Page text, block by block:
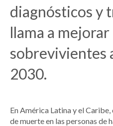
diagnósticos y
llama a mejorar
sobrevivientes
2030.
En América Latina y el Caribe,
de muerte en las personas de